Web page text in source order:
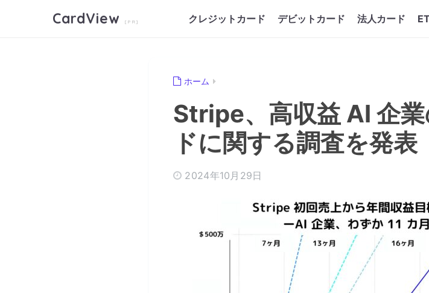
CardView クレジットカード デビットカード 法人カード
ホーム
Stripe、高収益 AI 企
ドに関する調査を発表
2024年10月29日